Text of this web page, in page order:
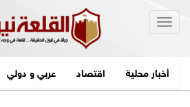
أخبار محلية اقتصاد عربي و دولي